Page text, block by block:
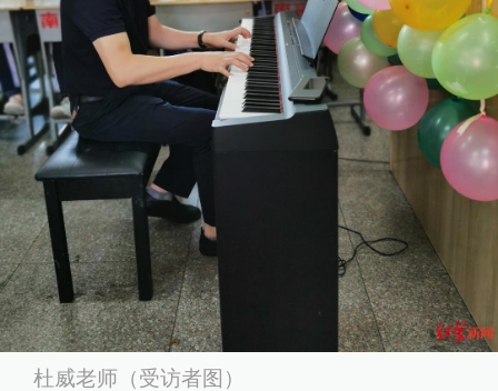
杜威老师（受访者图）